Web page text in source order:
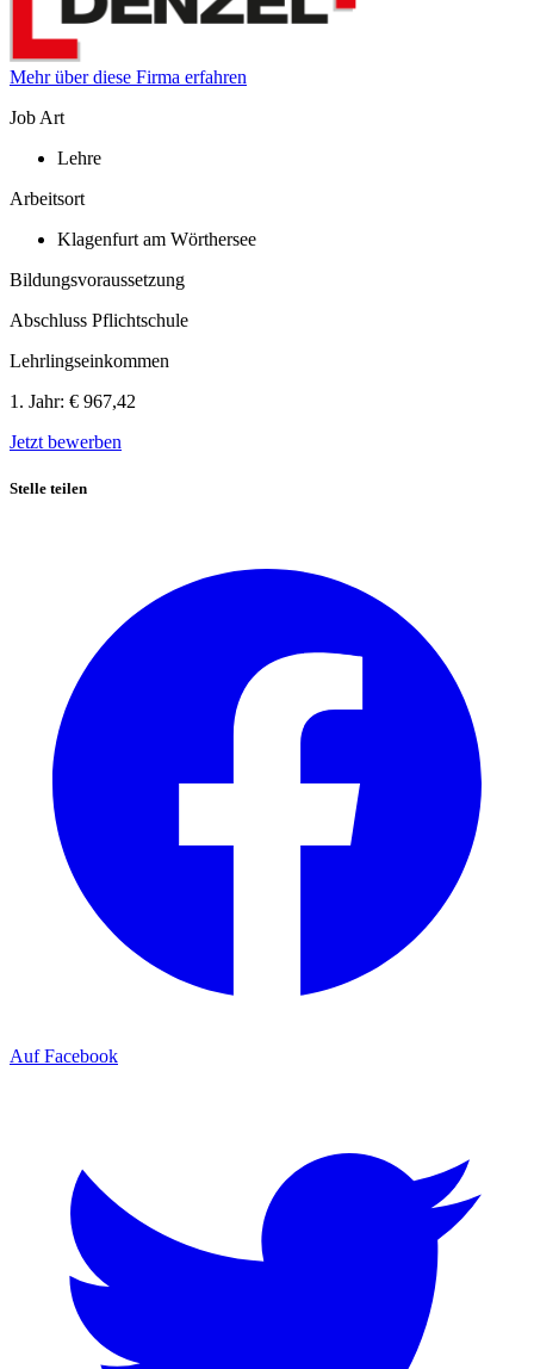
Mehr über diese Firma erfahren
Job Art
Lehre
Arbeitsort
Klagenfurt am Wörthersee
Bildungsvoraussetzung
Abschluss Pflichtschule
Lehrlingseinkommen
1. Jahr: € 967,42
Jetzt bewerben
Stelle teilen
Auf Facebook